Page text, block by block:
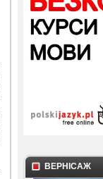
ВЕРНІСАЖ